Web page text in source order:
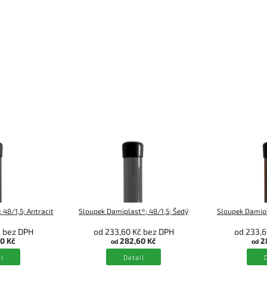
48/1,5; Antracit
DPH
Kč
Sloupek Damiplast®; 48/1,5; Šedý
od 233,60 Kč bez DPH
od 282,60 Kč
Detail
Sloupek
od
od